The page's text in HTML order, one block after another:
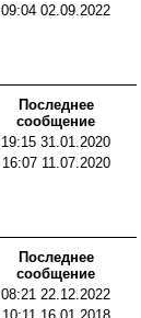
09:04 02.09.2022
Последнее
сообщение
19:15 31.01.2020
16:07 11.07.2020
Последнее
сообщение
08:21 22.12.2022